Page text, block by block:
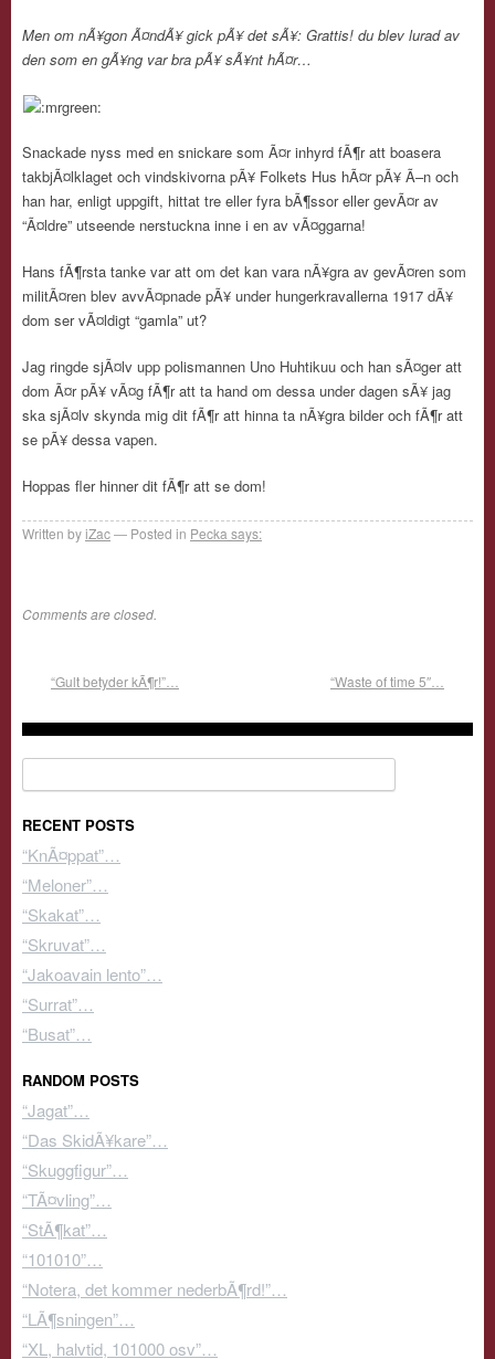
Men om nÃ¥gon Ã¤ndÃ¥ gick pÃ¥ det sÃ¥: Grattis! du blev lurad av
den som en gÃ¥ng var bra pÃ¥ sÃ¥nt hÃ¤r…
Snackade nyss med en snickare som Ã¤r inhyrd fÃ¶r att boasera
takbjÃ¤lklaget och vindskivorna pÃ¥ Folkets Hus hÃ¤r pÃ¥ Ã–n och
han har, enligt uppgift, hittat tre eller fyra bÃ¶ssor eller gevÃ¤r av
“Ã¤ldre” utseende nerstuckna inne i en av vÃ¤ggarna!
Hans fÃ¶rsta tanke var att om det kan vara nÃ¥gra av gevÃ¤ren som
militÃ¤ren blev avvÃ¤pnade pÃ¥ under hungerkravallerna 1917 dÃ¥
dom ser vÃ¤ldigt “gamla” ut?
Jag ringde sjÃ¤lv upp polismannen Uno Huhtikuu och han sÃ¤ger att
dom Ã¤r pÃ¥ vÃ¤g fÃ¶r att ta hand om dessa under dagen sÃ¥ jag
ska sjÃ¤lv skynda mig dit fÃ¶r att hinna ta nÃ¥gra bilder och fÃ¶r att
se pÃ¥ dessa vapen.
Hoppas fler hinner dit fÃ¶r att se dom!
Written byiZac Posted in Pecka says:
Comments are closed.
“Gult betyder kÃ¶r!”… “Waste of time 5″…
RECENT POSTS
“KnÃ¤ppat”…
“Meloner”…
“Skakat”…
“Skruvat”…
“Jakoavain lento”…
“Surrat”…
“Busat”…
RANDOM POSTS
“Jagat”…
“Das SkidÃ¥kare”…
“Skuggfigur”…
“TÃ¤vling”…
“StÃ¶kat”…
“101010”…
“Notera, det kommer nederbÃ¶rd!”…
“LÃ¶sningen”…
“XL, halvtid, 101000 osv”…